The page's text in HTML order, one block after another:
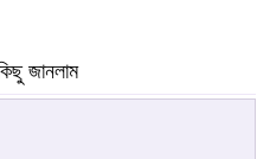
জানলাম